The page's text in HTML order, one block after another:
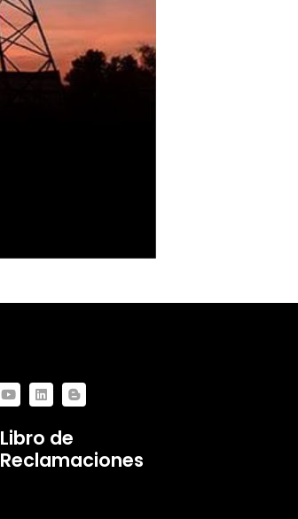
Libro de
Reclamaciones